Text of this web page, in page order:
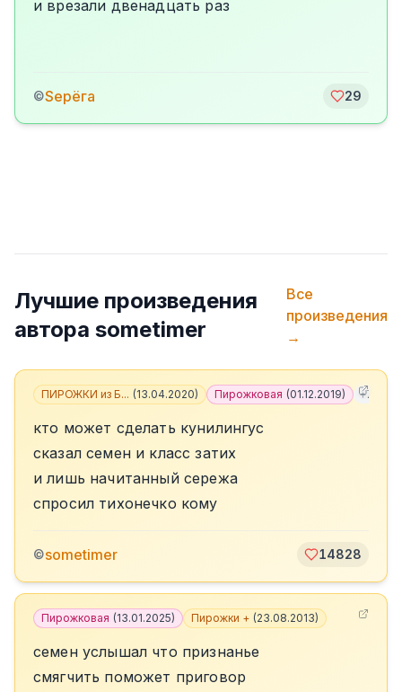
и врезали двенадцать раз
©Sерёга 29
Лучшие произведения
автора sometimer
Все
произведения
→
ПИРОЖКИ из Б... (13.04.2020) Пирожковая (01.12.2019) +7
кто может сделать кунилингус
сказал семен и класс затих
и лишь начитанный сережа
спросил тихонечко кому
©sometimer 14828
Пирожковая (13.01.2025) Пирожки + (23.08.2013)
семен услышал что признанье
смягчить поможет приговор